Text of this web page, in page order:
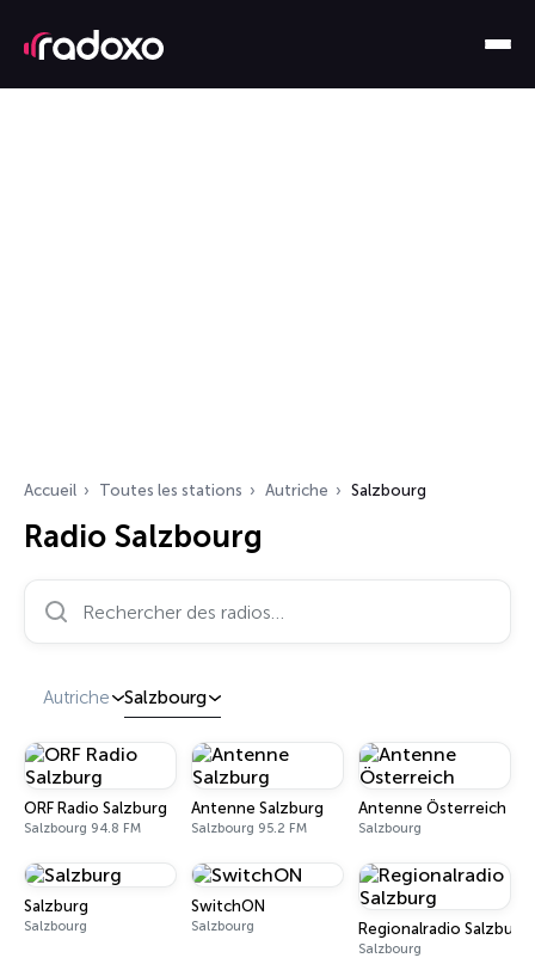
Accueil Toutes les stations Autriche Salzbourg
Radio Salzbourg
Rechercher des radios…
Autriche Salzbourg
ORF Radio Salzburg
Salzbourg 94.8 FM
Antenne Salzburg
Salzbourg 95.2 FM
Antenne Österreich
Salzbourg
Salzburg
Salzbourg
SwitchON
Salzbourg Regionalradio Salzburg
Salzbourg